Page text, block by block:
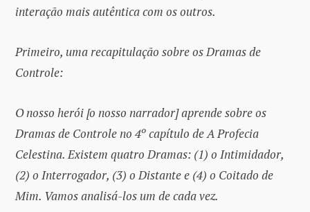
interação mais autêntica com os outros.
Primeiro, uma recapitulação sobre os Dramas de
Controle:
O nosso herói [o nosso narrador] aprende sobre os
Dramas de Controle no 4º capítulo de A Profecia
Celestina. Existem quatro Dramas: (1) o Intimidador,
(2) o Interrogador, (3) o Distante e (4) o Coitado de
Mim. Vamos analisá-los um de cada vez.